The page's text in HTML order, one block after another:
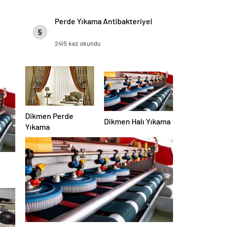
5
Perde Yıkama Antibakteriyel
2415 kez okundu
Dikmen Perde
Yıkama
Dikmen Halı Yıkama